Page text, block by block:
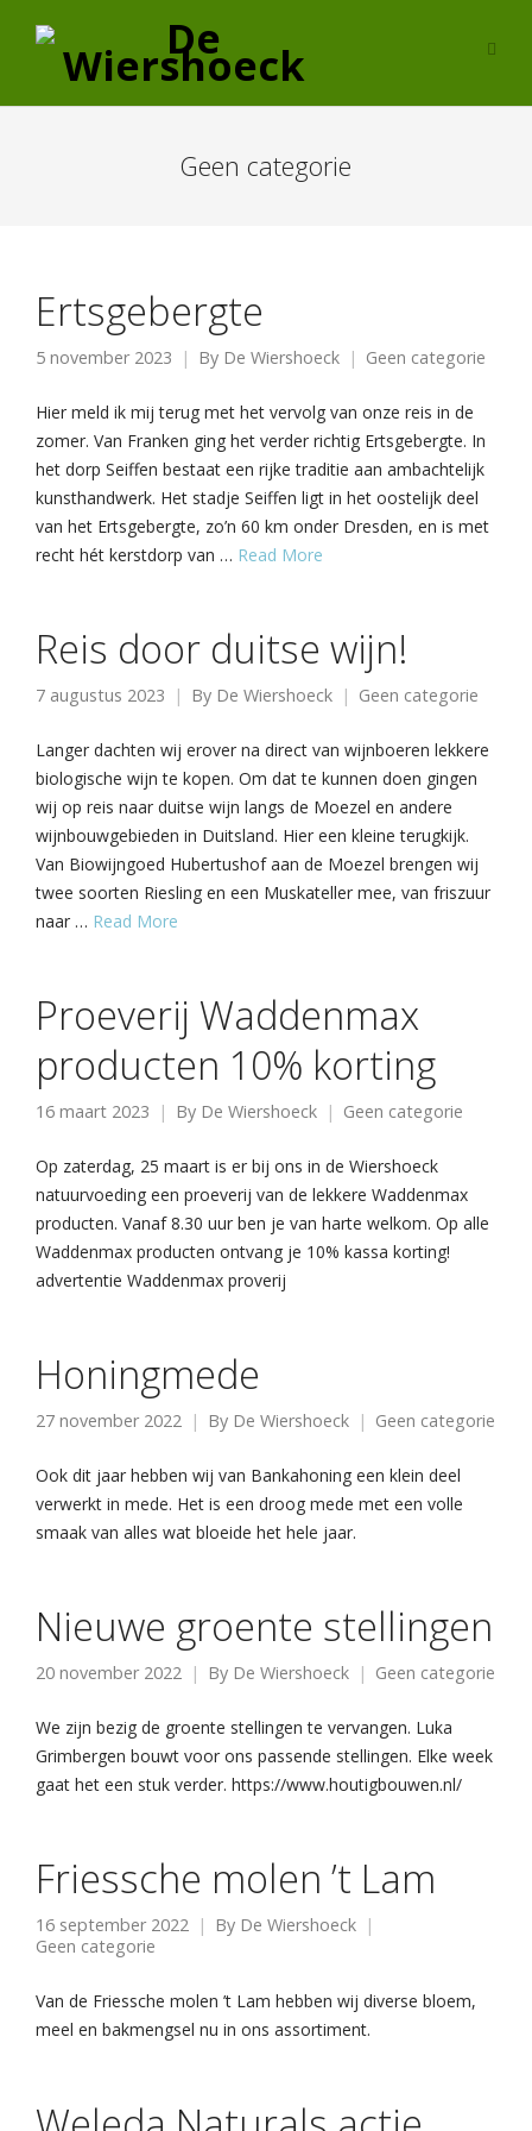
Geen categorie
Ertsgebergte
5 november 2023 By De Wiershoeck Geen categorie
Hier meld ik mij terug met het vervolg van onze reis in de
zomer. Van Franken ging het verder richtig Ertsgebergte. In
het dorp Seiffen bestaat een rijke traditie aan ambachtelijk
kunsthandwerk. Het stadje Seiffen ligt in het oostelijk deel
van het Ertsgebergte, zo’n 60 km onder Dresden, en is met
recht hét kerstdorp van … Read More
Reis door duitse wijn!
7 augustus 2023 By De Wiershoeck Geen categorie
Langer dachten wij erover na direct van wijnboeren lekkere
biologische wijn te kopen. Om dat te kunnen doen gingen
wij op reis naar duitse wijn langs de Moezel en andere
wijnbouwgebieden in Duitsland. Hier een kleine terugkijk.
Van Biowijngoed Hubertushof aan de Moezel brengen wij
twee soorten Riesling en een Muskateller mee, van friszuur
naar … Read More
Proeverij Waddenmax
producten 10% korting
16 maart 2023 By De Wiershoeck Geen categorie
Op zaterdag, 25 maart is er bij ons in de Wiershoeck
natuurvoeding een proeverij van de lekkere Waddenmax
producten. Vanaf 8.30 uur ben je van harte welkom. Op alle
Waddenmax producten ontvang je 10% kassa korting!
advertentie Waddenmax proverij
Honingmede
27 november 2022 By De Wiershoeck Geen categorie
Ook dit jaar hebben wij van Bankahoning een klein deel
verwerkt in mede. Het is een droog mede met een volle
smaak van alles wat bloeide het hele jaar.
Nieuwe groente stellingen
20 november 2022 By De Wiershoeck Geen categorie
We zijn bezig de groente stellingen te vervangen. Luka
Grimbergen bouwt voor ons passende stellingen. Elke week
gaat het een stuk verder. https://www.houtigbouwen.nl/
Friessche molen ’t Lam
16 september 2022 By De Wiershoeck
Geen categorie
Van de Friessche molen ’t Lam hebben wij diverse bloem,
meel en bakmengsel nu in ons assortiment.